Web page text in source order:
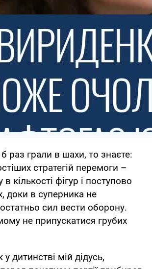
раз грали в шахи, то знаєте:
стратегій перемоги –
кількості фігур і поступово
доки в суперника не
сил вести оборону.
не припускатися грубих
дитинстві мій дідусь,